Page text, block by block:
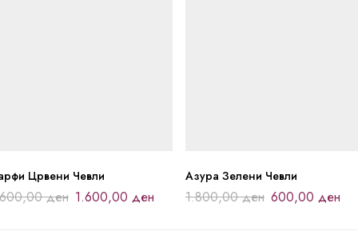
Црвени Чевли
ден 1.600,00 ден
Азура Зелени Чевли
1.800,00ден 600,00 ден